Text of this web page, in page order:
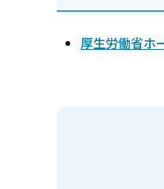
厚生労働省ホ